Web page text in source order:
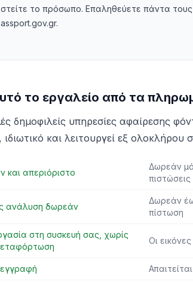
το πρόσωπο. Επαληθεύετε πάντα
το εργαλείο από τα
δημοφιλείς υπηρεσίες αφαίρεσης
και λειτουργεί εξ ολοκλήρου
και απεριόριστο
Δωρεάν
ανάλυση δωρεάν
Δωρεάν
πίστωση
στη συσκευή σας, χωρίς
Οι